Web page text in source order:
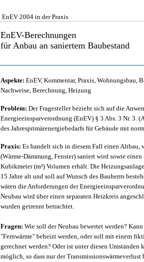
EnEV 2004 in der Praxis
EnEV-Berechnungen
für Anbau an saniertem Baubestand
Aspekte: EnEV, Kommentar, Praxis, Wohnungsbau,
Nachweise, Berechnung, Heizung
Problem: Der Fragesteller bezieht sich auf die
Energieeinsparverordnung (EnEV) § 3 Abs. 3 Nr. 3.
des Jahresprimärenergiebedarfs für Gebäude mit
Praxis: Es handelt sich in diesem Fall einen Altbau,
(Wärme-Dämmung, Fenster) saniert wird sowie
Kubikmeter (m³) Volumen erhält. Die
15 Jahre alt und soll auf Wunsch des Bauherrn
wären die Anforderungen der
Neubau wird über einen separaten Heizkreis
wurden getrennt betrachtet.
Fragen: Wie soll der Neubau bewertet werden?
"Fernwärme" beheizt werden, oder soll mit einem
gerechnet werden? Oder ist unter diesen Umständen
möglich, so dass nur der Transmissionswärmeverlust